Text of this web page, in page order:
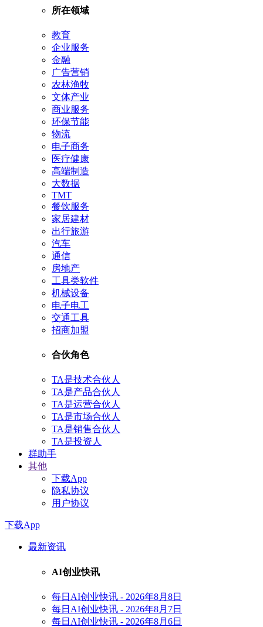
所在领域
教育
企业服务
金融
广告营销
农林渔牧
文体产业
商业服务
环保节能
物流
电子商务
医疗健康
高端制造
大数据
TMT
餐饮服务
家居建材
出行旅游
汽车
通信
房地产
工具类软件
机械设备
电子电工
交通工具
招商加盟
合伙角色
TA是技术合伙人
TA是产品合伙人
TA是运营合伙人
TA是市场合伙人
TA是销售合伙人
TA是投资人
群助手
其他
下载App
隐私协议
用户协议
下载App
最新资讯
AI创业快讯
每日AI创业快讯 - 2026年8月8日
每日AI创业快讯 - 2026年8月7日
每日AI创业快讯 - 2026年8月6日